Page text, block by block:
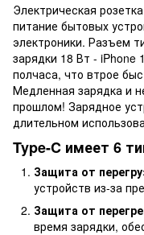
Электрическая
питание бытовых
электроники. Разъем
зарядки 18 Вт - iPhone
полчаса, что втрое
Медленная зарядка и
прошлом! Зарядное
длительном
Type-C имеет 6
Защита от
устройств из-за
Защита от
время зарядки,